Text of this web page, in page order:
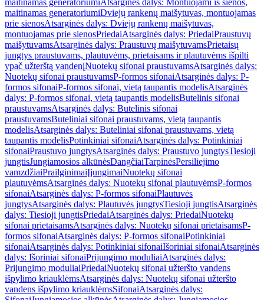
maitinamas generatoriumiAtsarginės dalys: Montuojami iš sienos,
maitinamas generatoriumiDviejų rankenų maišytuvas, montuojamas
prie sienosAtsarginės dalys: Dviejų rankenų maišytuvas,
montuojamas prie sienosPriedaiAtsarginės dalys: PriedaiPraustuvų
maišytuvamsAtsarginės dalys: Praustuvų maišytuvamsPrietaisų
jungtys praustuvams, plautuvėms, prietaisams ir plautuvėms išpilti
ypač užterštą vandenįNuotekų sifonai praustuvamsAtsarginės dalys:
Nuotekų sifonai praustuvamsP-formos sifonaiAtsarginės dalys: P-
formos sifonaiP-formos sifonai, vietą taupantis modelisAtsarginės
dalys: P-formos sifonai, vietą taupantis modelisButelinis sifonai
praustuvamsAtsarginės dalys: Butelinis sifonai
praustuvamsButeliniai sifonai praustuvams, vietą taupantis
modelisAtsarginės dalys: Buteliniai sifonai praustuvams, vietą
taupantis modelisPotinkiniai sifonaiAtsarginės dalys: Potinkiniai
sifonaiPraustuvo jungtysAtsarginės dalys: Praustuvo jungtysTiesioji
jungtisJungiamosios alkūnėsDangčiaiTarpinėsPersiliejimo
vamzdžiaiPrailginimaiĮjungimaiNuotekų sifonai
plautuvėmsAtsarginės dalys: Nuotekų sifonai plautuvėmsP-formos
sifonaiAtsarginės dalys: P-formos sifonaiPlautuvės
jungtysAtsarginės dalys: Plautuvės jungtysTiesioji jungtisAtsarginės
dalys: Tiesioji jungtisPriedaiAtsarginės dalys: PriedaiNuotekų
sifonai prietaisamsAtsarginės dalys: Nuotekų sifonai prietaisamsP-
formos sifonaiAtsarginės dalys: P-formos sifonaiPotinkiniai
sifonaiAtsarginės dalys: Potinkiniai sifonaiIšoriniai sifonaiAtsarginės
dalys: Išoriniai sifonaiPrijungimo moduliaiAtsarginės dalys:
Prijungimo moduliaiPriedaiNuotekų sifonai užteršto vandens
išpylimo kriauklėmsAtsarginės dalys: Nuotekų sifonai užteršto
vandens išpylimo kriauklėmsSifonaiAtsarginės dalys: